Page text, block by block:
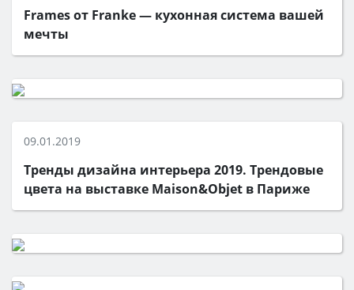
Frames от Franke — кухонная система вашей
мечты
09.01.2019
Тренды дизайна интерьера 2019. Трендовые
цвета на выставке Maison&Objet в Париже